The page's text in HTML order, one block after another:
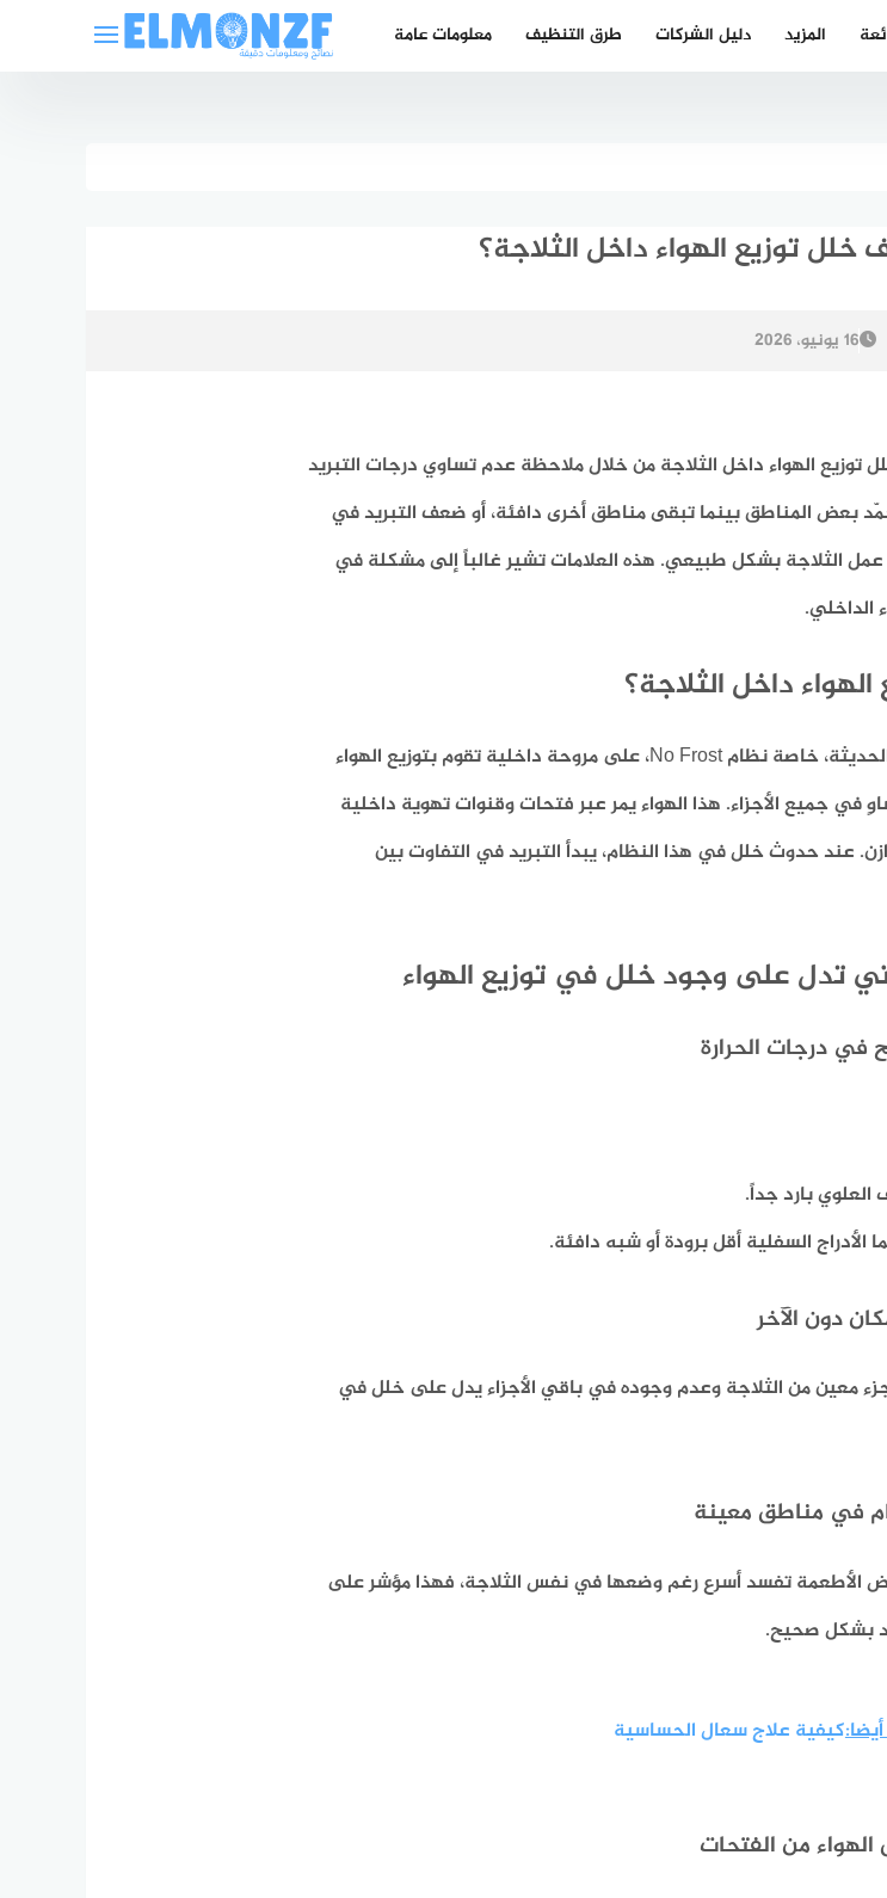
معلومات عامة طرق التنظيف دليل الشركات المزيد
توزيع الهواء داخل الثلاجة؟
16 يونيو، 2026
توزيع الهواء داخل الثلاجة من خلال ملاحظة عدم تساوي درجات التبريد
بعض المناطق بينما تبقى مناطق أخرى دافئة، أو ضعف التبريد في
عمل الثلاجة بشكل طبيعي. هذه العلامات تشير غالباً إلى مشكلة في
الداخلي.
داخل الثلاجة؟
تعتمد الثلاجات الحديثة، خاصة نظام No Frost، على مروحة داخلية تقوم بتوزيع الهواء
في جميع الأجزاء. هذا الهواء يمر عبر فتحات وقنوات تهوية داخلية
عند حدوث خلل في هذا النظام، يبدأ التبريد في التفاوت بين
تدل على وجود خلل في توزيع الهواء
العلوي بارد جداً.
الأدراج السفلية أقل برودة أو شبه دافئة.
معين من الثلاجة وعدم وجوده في باقي الأجزاء يدل على خلل في
الأطعمة تفسد أسرع رغم وضعها في نفس الثلاجة، فهذا مؤشر على
بشكل صحيح.
أيضا:كيفية علاج سعال الحساسية